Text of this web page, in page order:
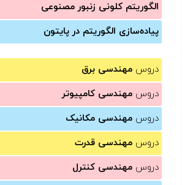
الگوریتم کلونی زنبور مصنوعی
پیاده‌سازی الگوریتم در پایتون
دروس مهندسی برق
دروس مهندسی کامپیوتر
دروس مهندسی مکانیک
دروس مهندسی قدرت
دروس مهندسی کنترل